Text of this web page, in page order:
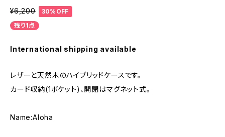
¥6,200
30%OFF
残り1点
International shipping available
レザーと天然木のハイブリッドケースです。
カード収納(1ポケット)、開閉はマグネット式。
Name:Aloha